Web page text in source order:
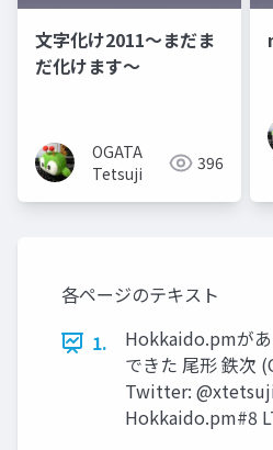
文字化け2011〜まだま
だ化けます〜
OGATA
Tetsuji
396
各ページのテキスト
1.
Hokkaido.pmがあ
できた 尾形 鉄次
Twitter:
Hokkaido.pm#8